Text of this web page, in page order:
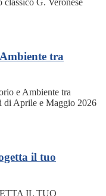
tra
e Ambiente tra
di Aprile e Maggio 2026
il tuo
IL TUO